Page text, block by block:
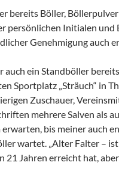
bereits Böller,
persönlichen Initialen und
Genehmigung auch
ein Standböller
Sportplatz „Sträuch“ in
Zuschauer,
mehrere Salven als
bis meiner auch
wartet. „Alter Falter –
Jahren erreicht hat,